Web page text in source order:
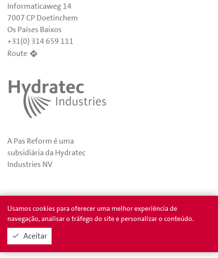
Informaticaweg 14
7007 CP Doetinchem
Os Países Baixos
+31(0) 314 659 111
Route
A Pas Reform é uma
subsidiária da Hydratec
Industries NV
Privacidade Prêmios
Usamos cookies para oferecer uma melhor experiência de
navegação, analisar o tráfego do site e personalizar o conteúdo.
Aceitar